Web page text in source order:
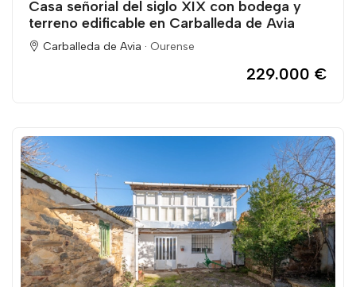
Casa señorial del siglo XIX con bodega y
terreno edificable en Carballeda de Avia
Carballeda de Avia · Ourense
229.000 €